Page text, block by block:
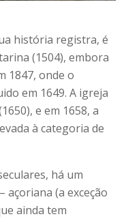
história registra, é
(1504), embora
1847, onde o
em 1649. A igreja
e em 1658, a
à categoria de
há um
(a exceção
ainda tem